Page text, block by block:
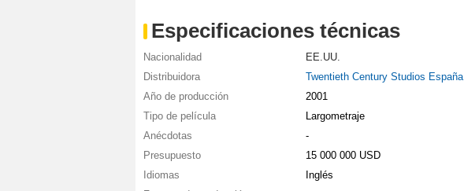
Especificaciones técnicas
Nacionalidad
EE.UU.
Distribuidora
Twentieth Century Studios España
Año de producción
2001
Tipo de película
Largometraje
Anécdotas
-
Presupuesto
15 000 000 USD
Idiomas
Inglés